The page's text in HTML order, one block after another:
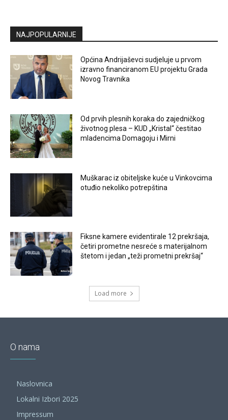
NAJPOPULARNIJE
Općina Andrijaševci sudjeluje u prvom
izravno financiranom EU projektu Grada
Novog Travnika
Od prvih plesnih koraka do zajedničkog
životnog plesa – KUD „Kristal“ čestitao
mladencima Domagoju i Mirni
Muškarac iz obiteljske kuće u Vinkovcima
otuđio nekoliko potrepština
Fiksne kamere evidentirale 12 prekršaja,
četiri prometne nesreće s materijalnom
štetom i jedan „teži prometni prekršaj“
Load more
O nama
Naslovnica
Lokalni Izbori 2025
Impressum